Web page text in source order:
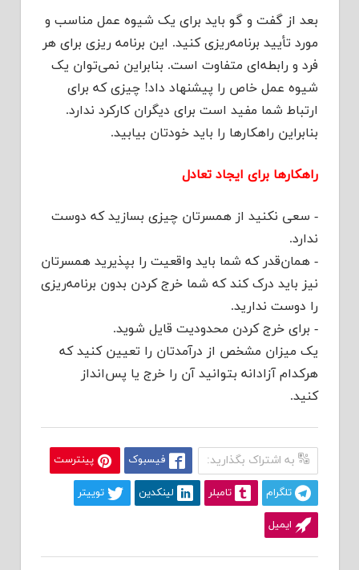
بعد از گفت‌ و‌ گو باید برای یک شیوه عمل مناسب و
مورد تأیید برنامه‌ریزی کنید. این برنامه‌ ریزی برای هر
فرد و رابطه‌ای متفاوت است. بنابراین نمی‌توان یک
شیوه عمل خاص را پیشنهاد داد! چیزی که برای
ارتباط شما مفید است برای دیگران کارکرد ندارد.
بنابراین راهکارها را باید خودتان بیابید.
راهکارها برای ایجاد تعادل
-‌ ‌سعی نکنید از همسرتان چیزی بسازید که دوست
ندارد.
-‌ ‌همان‌قدر که شما باید واقعیت را بپذیرید همسرتان
نیز باید درک کند که شما خرج کردن بدون برنامه‌ریزی
را دوست ندارید.
-‌ برای خرج کردن محدودیت قایل شوید.
یک میزان مشخص از درآمدتان را تعیین کنید که
هرکدام آزادانه بتوانید آن را خرج یا پس‌انداز
کنید.
به اشتراک بگذارید: فیسبوک پینترست
تلگرام تامبلر لینکدین توییتر
ایمیل